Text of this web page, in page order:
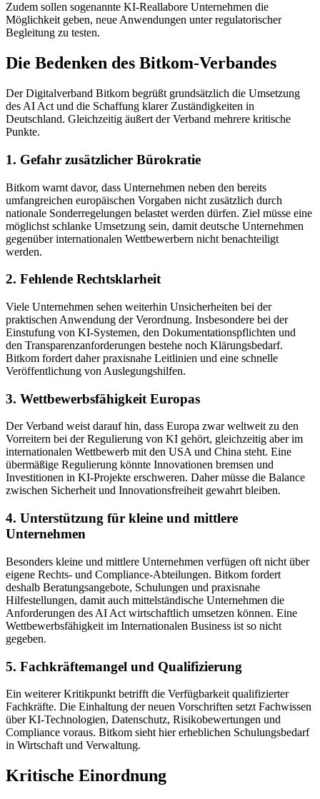
Zudem sollen sogenannte KI-Reallabore Unternehmen die
Möglichkeit geben, neue Anwendungen unter regulatorischer
Begleitung zu testen.
Die Bedenken des Bitkom-Verbandes
Der Digitalverband Bitkom begrüßt grundsätzlich die Umsetzung
des AI Act und die Schaffung klarer Zuständigkeiten in
Deutschland. Gleichzeitig äußert der Verband mehrere kritische
Punkte.
1. Gefahr zusätzlicher Bürokratie
Bitkom warnt davor, dass Unternehmen neben den bereits
umfangreichen europäischen Vorgaben nicht zusätzlich durch
nationale Sonderregelungen belastet werden dürfen. Ziel müsse eine
möglichst schlanke Umsetzung sein, damit deutsche Unternehmen
gegenüber internationalen Wettbewerbern nicht benachteiligt
werden.
2. Fehlende Rechtsklarheit
Viele Unternehmen sehen weiterhin Unsicherheiten bei der
praktischen Anwendung der Verordnung. Insbesondere bei der
Einstufung von KI-Systemen, den Dokumentationspflichten und
den Transparenzanforderungen bestehe noch Klärungsbedarf.
Bitkom fordert daher praxisnahe Leitlinien und eine schnelle
Veröffentlichung von Auslegungshilfen.
3. Wettbewerbsfähigkeit Europas
Der Verband weist darauf hin, dass Europa zwar weltweit zu den
Vorreitern bei der Regulierung von KI gehört, gleichzeitig aber im
internationalen Wettbewerb mit den USA und China steht. Eine
übermäßige Regulierung könnte Innovationen bremsen und
Investitionen in KI-Projekte erschweren. Daher müsse die Balance
zwischen Sicherheit und Innovationsfreiheit gewahrt bleiben.
4. Unterstützung für kleine und mittlere
Unternehmen
Besonders kleine und mittlere Unternehmen verfügen oft nicht über
eigene Rechts- und Compliance-Abteilungen. Bitkom fordert
deshalb Beratungsangebote, Schulungen und praxisnahe
Hilfestellungen, damit auch mittelständische Unternehmen die
Anforderungen des AI Act wirtschaftlich umsetzen können. Eine
Wettbewerbsfähigkeit im Internationalen Business ist so nicht
gegeben.
5. Fachkräftemangel und Qualifizierung
Ein weiterer Kritikpunkt betrifft die Verfügbarkeit qualifizierter
Fachkräfte. Die Einhaltung der neuen Vorschriften setzt Fachwissen
über KI-Technologien, Datenschutz, Risikobewertungen und
Compliance voraus. Bitkom sieht hier erheblichen Schulungsbedarf
in Wirtschaft und Verwaltung.
Kritische Einordnung